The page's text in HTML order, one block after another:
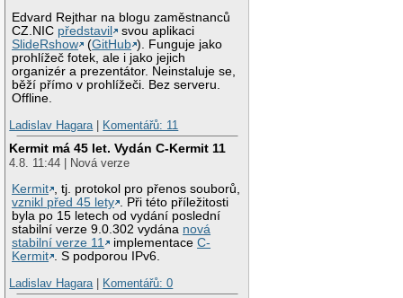
Edvard Rejthar na blogu zaměstnanců
CZ.NIC představil
svou aplikaci
SlideRshow
(GitHub ). Funguje jako
prohlížeč fotek, ale i jako jejich
organizér a prezentátor. Neinstaluje se,
běží přímo v prohlížeči. Bez serveru.
Offline.
Ladislav Hagara | Komentářů: 11
Kermit má 45 let. Vydán C-Kermit 11
4.8. 11:44 | Nová verze
Kermit , tj. protokol pro přenos souborů,
vznikl před 45 lety . Při této příležitosti
byla po 15 letech od vydání poslední
stabilní verze 9.0.302 vydána nová
stabilní verze 11
implementaceC-
Kermit . S podporou IPv6.
Ladislav Hagara | Komentářů: 0